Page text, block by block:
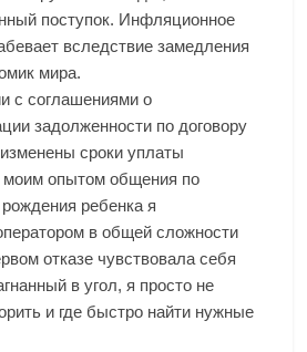
поступок. Инфляционное
вследствие замедления
мира.
с соглашениями о
задолженности по договору
сроки уплаты
моим опытом общения по
ребенка я
в общей сложности
отказе чувствовала себя
в угол, я просто не
и где быстро найти нужные